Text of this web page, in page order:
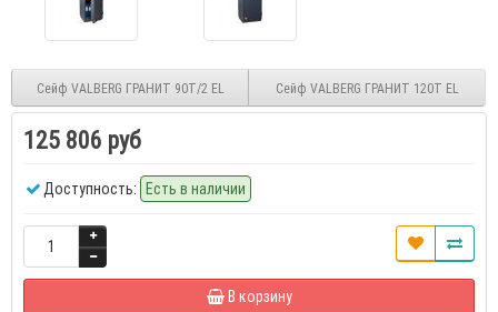
Сейф VALBERG ГРАНИТ 90T/2 EL Сейф VALBERG ГРАНИТ 120Т EL
125 806 руб
Доступность: Есть в наличии
В корзину